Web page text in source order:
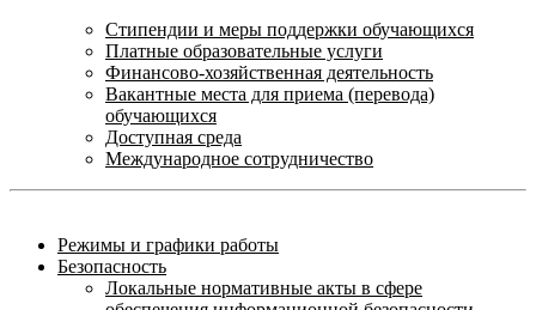
Стипендии и меры поддержки обучающихся
Платные образовательные услуги
Финансово-хозяйственная деятельность
Вакантные места для приема (перевода)
обучающихся
Доступная среда
Международное сотрудничество
Режимы и графики работы
Безопасность
Локальные нормативные акты в сфере